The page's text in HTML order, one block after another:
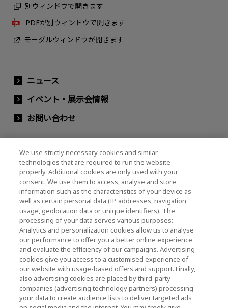
別ウィンドウで開きます
PDFが別ウィンドウで開きます
モーダルウィンドウが開きます
ニュース
イベント・展示会情報
お問い合わせ
キオクシアホールディングス株式会社（グルー
プ・IR情報）
キオクシアホールディングス株式会社 ホーム
株主・投資家情報
ソーシャルメディア公式アカウント一覧
We use strictly necessary cookies and similar
technologies that are required to run the website
properly. Additional cookies are only used with your
consent. We use them to access, analyse and store
information such as the characteristics of your device as
well as certain personal data (IP addresses, navigation
usage, geolocation data or unique identifiers). The
processing of your data serves various purposes:
Analytics and personalization cookies allow us to analyse
our performance to offer you a better online experience
and evaluate the efficiency of our campaigns. Advertising
cookies give you access to a customised experience of
our website with usage-based offers and support. Finally,
also advertising cookies are placed by third-party
companies (advertising technology partners) processing
your data to create audience lists to deliver targeted ads